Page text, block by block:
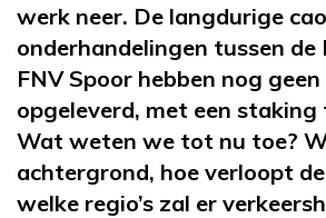
werk neer. De langdurige
onderhandelingen tussen de
FNV Spoor hebben nog
opgeleverd, met een
Wat weten we tot nu toe?
achtergrond, hoe verloopt
welke regio’s zal er